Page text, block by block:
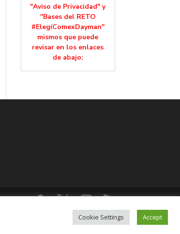
"Aviso de Privacidad" y
"Bases del RETO
#ElegíComexDayman"
mismos que puede
revisar en los enlaces
de abajo:
Mixcoac, C.P. 03910, CDMX,
Cookie Settings Accept